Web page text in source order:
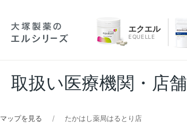
エクエル
EQUELLE
取扱い医療機関・店舗
マップを見る たかはし薬局はるとり店